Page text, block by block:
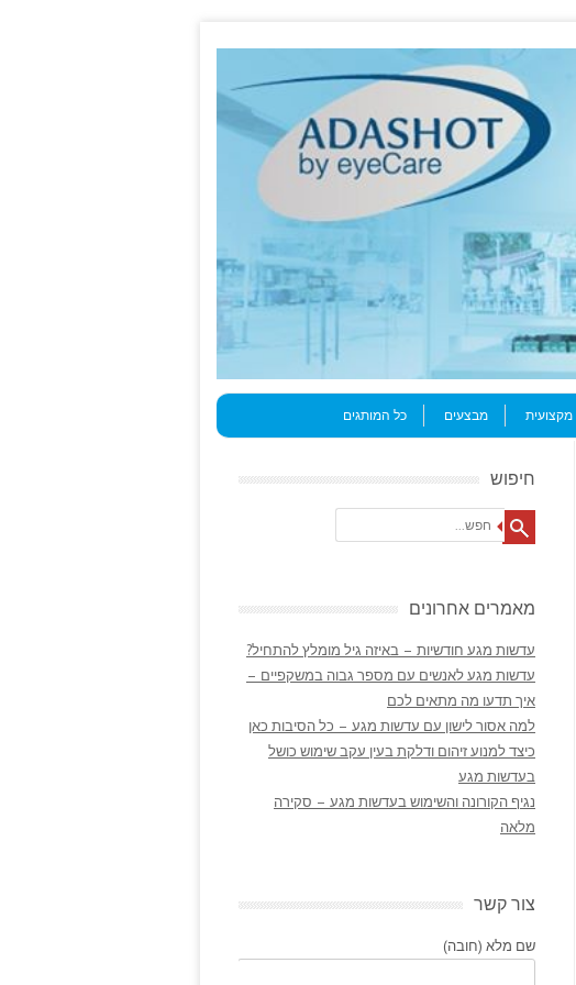
מבצעים כל המותגים
חיפוש
Search
מאמרים אחרונים
עדשות מגע חודשיות – באיזה גיל מומלץ להתחיל?
עדשות מגע לאנשים עם מספר גבוה במשקפיים –
איך תדעו מה מתאים לכם
למה אסור לישון עם עדשות מגע – כל הסיבות כאן
כיצד למנוע זיהום ודלקת בעין עקב שימוש כושל
בעדשות מגע
נגיף הקורונה והשימוש בעדשות מגע – סקירה
מלאה
צור קשר
שם מלא (חובה)